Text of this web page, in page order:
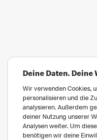
Deine Daten. Deine
Wir verwenden Cookies,
personalisieren und die
analysieren. Außerdem
deiner Nutzung unserer
Analysen weiter. Um
benötigen wir deine